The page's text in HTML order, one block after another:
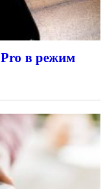
Pro в режим